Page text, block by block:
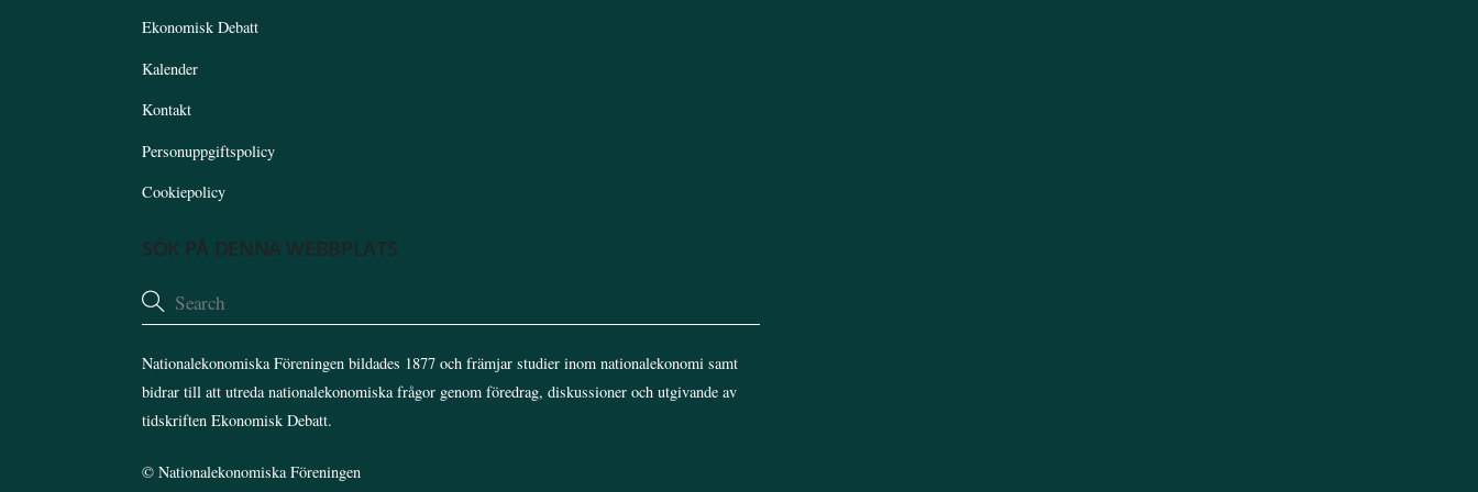
Ekonomisk Debatt
Kalender
Kontakt
Personuppgiftspolicy
Cookiepolicy
SÖK PÅ DENNA WEBBPLATS
Nationalekonomiska Föreningen bildades 1877 och främjar studier inom nationalekonomi samt
bidrar till att utreda nationalekonomiska frågor genom föredrag, diskussioner och utgivande av
tidskriften Ekonomisk Debatt.
©Nationalekonomiska Föreningen